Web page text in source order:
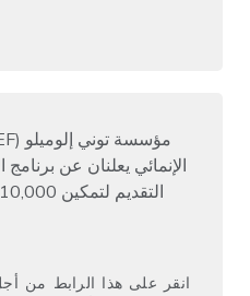
الإنمائي يعلنان عن
انقر على هذا الرابط من